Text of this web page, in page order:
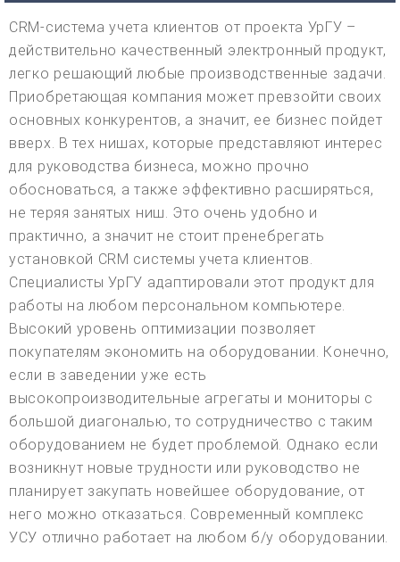
CRM-система учета клиентов от проекта УрГУ –
действительно качественный электронный продукт,
легко решающий любые производственные задачи.
Приобретающая компания может превзойти своих
основных конкурентов, а значит, ее бизнес пойдет
вверх. В тех нишах, которые представляют интерес
для руководства бизнеса, можно прочно
обосноваться, а также эффективно расширяться,
не теряя занятых ниш. Это очень удобно и
практично, а значит не стоит пренебрегать
установкой CRM системы учета клиентов.
Специалисты УрГУ адаптировали этот продукт для
работы на любом персональном компьютере.
Высокий уровень оптимизации позволяет
покупателям экономить на оборудовании. Конечно,
если в заведении уже есть
высокопроизводительные агрегаты и мониторы с
большой диагональю, то сотрудничество с таким
оборудованием не будет проблемой. Однако если
возникнут новые трудности или руководство не
планирует закупать новейшее оборудование, от
него можно отказаться. Современный комплекс
УСУ отлично работает на любом б/у оборудовании.